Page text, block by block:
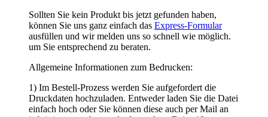
Je nach Druckverfahren benötigen wir die
Farbangaben nach HKS oder Pantone C oder U
oder in CMYK
Strichstärken für den Positivdruck mindestens 0,5
mm
3) Wir erstellen für Sie einen kostenfreien
Korrekturabzug. Erst nach dem Sie die Druckfreigabe
erteilt haben, beginnt die Produktion,